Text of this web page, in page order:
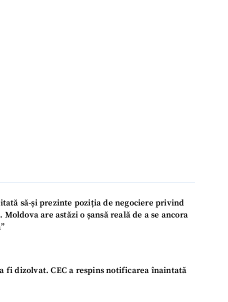
să-și prezinte poziția de negociere privind
are astăzi o șansă reală de a se ancora
fi dizolvat. CEC a respins notificarea înaintată